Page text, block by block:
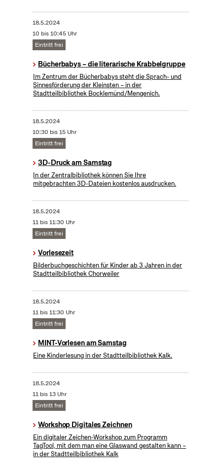
18.5.2024
10 bis 10:45 Uhr
Eintritt frei
Bücherbabys – die literarische Krabbelgruppe
Im Zentrum der Bücherbabys steht die Sprach- und
Sinnesförderung der Kleinsten – in der
Stadtteilbibliothek Bocklemünd/Mengenich.
18.5.2024
10:30 bis 15 Uhr
Eintritt frei
3D-Druck am Samstag
In der Zentralbibliothek können Sie Ihre
mitgebrachten 3D-Dateien kostenlos ausdrucken.
18.5.2024
11 bis 11:30 Uhr
Eintritt frei
Vorlesezeit
Bilderbuchgeschichten für Kinder ab 3 Jahren in der
Stadtteilbibliothek Chorweiler
18.5.2024
11 bis 11:30 Uhr
Eintritt frei
MINT-Vorlesen am Samstag
Eine Kinderlesung in der Stadtteilbibliothek Kalk.
18.5.2024
11 bis 13 Uhr
Eintritt frei
Workshop Digitales Zeichnen
Ein digitaler Zeichen-Workshop zum Programm
TagTool, mit dem man eine Glaswand gestalten kann –
in der Stadtteilbibliothek Kalk